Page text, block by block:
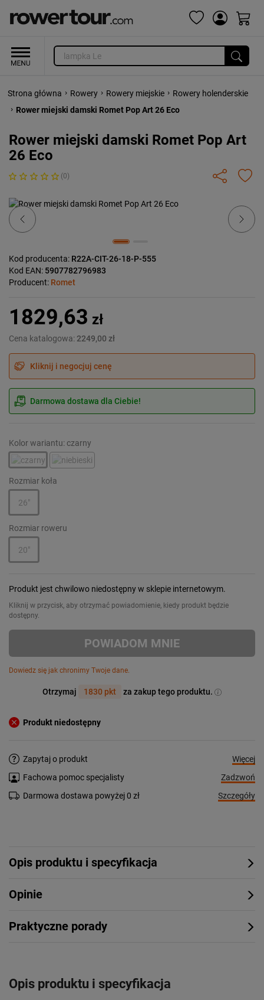
Strona główna › Rowery › Rowery miejskie › Rowery holenderskie
› Rower miejski damski Romet Pop Art 26 Eco
Rower miejski damski Romet Pop Art
26 Eco
(0)
Previous Next
Kod producenta: R22A-CIT-26-18-P-555
Kod EAN: 5907782796983
Producent: Romet
1829,63 zł
Cena katalogowa: 2249,00 zł
Kliknij i negocjuj cenę
Darmowa dostawa dla Ciebie!
Kolor wariantu: czarny
Rozmiar koła
26"
Rozmiar roweru
20"
Produkt jest chwilowo niedostępny w sklepie internetowym.
Kliknij w przycisk, aby otrzymać powiadomienie, kiedy produkt będzie
dostępny.
POWIADOM MNIE
Dowiedz się jak chronimy Twoje dane.
Otrzymaj 1830 pkt za zakup tego produktu.
Produkt niedostępny
Zapytaj o produkt
Więcej
Fachowa pomoc specjalisty
Zadzwoń
Darmowa dostawa powyżej 0 zł
Szczegóły
Opis produktu i specyfikacja
Opinie
Praktyczne porady
Opis produktu i specyfikacja